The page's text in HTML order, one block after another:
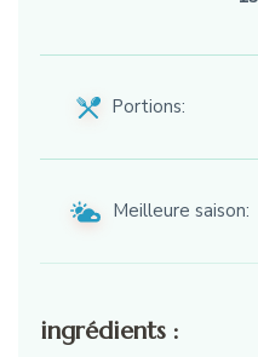
Portions:
Meilleure saison:
ingrédients :